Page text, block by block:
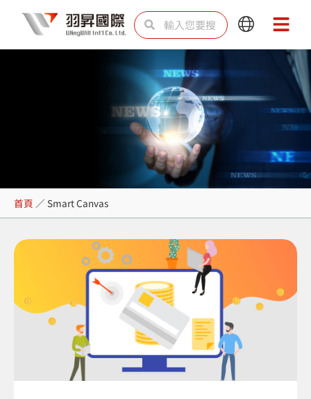
主
搜
尋 尋
Main
Menu
Main
Menu
Smart Canvas
首頁 ／ Smart Canvas